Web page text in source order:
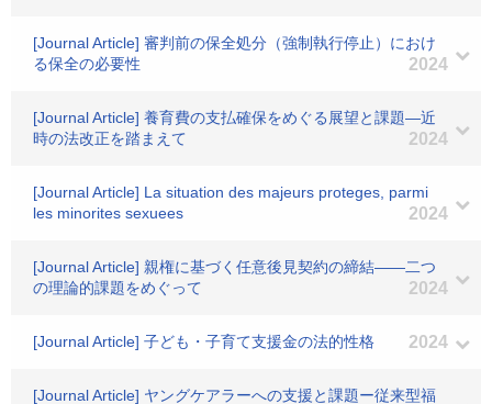
[Journal Article] 審判前の保全処分（強制執行停止）におけ
る保全の必要性
2024
[Journal Article] 養育費の支払確保をめぐる展望と課題―近
時の法改正を踏まえて
2024
[Journal Article] La situation des majeurs proteges, parmi
les minorites sexuees
2024
[Journal Article] 親権に基づく任意後見契約の締結――二つ
の理論的課題をめぐって
2024
[Journal Article] 子ども・子育て支援金の法的性格 2024
[Journal Article] ヤングケアラーへの支援と課題ー従来型福